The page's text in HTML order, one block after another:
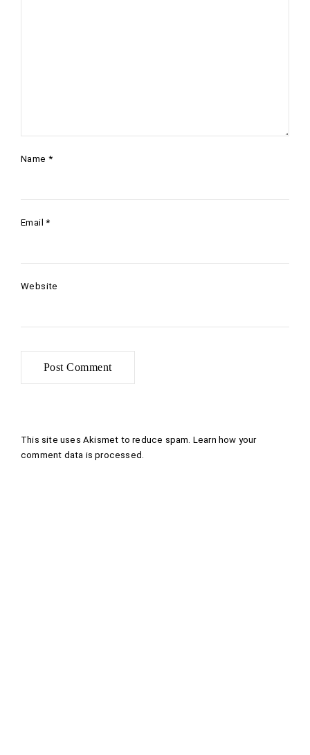
Name *
Email*
Website
This site uses Akismet to reduce spam. Learn how your
comment data is processed